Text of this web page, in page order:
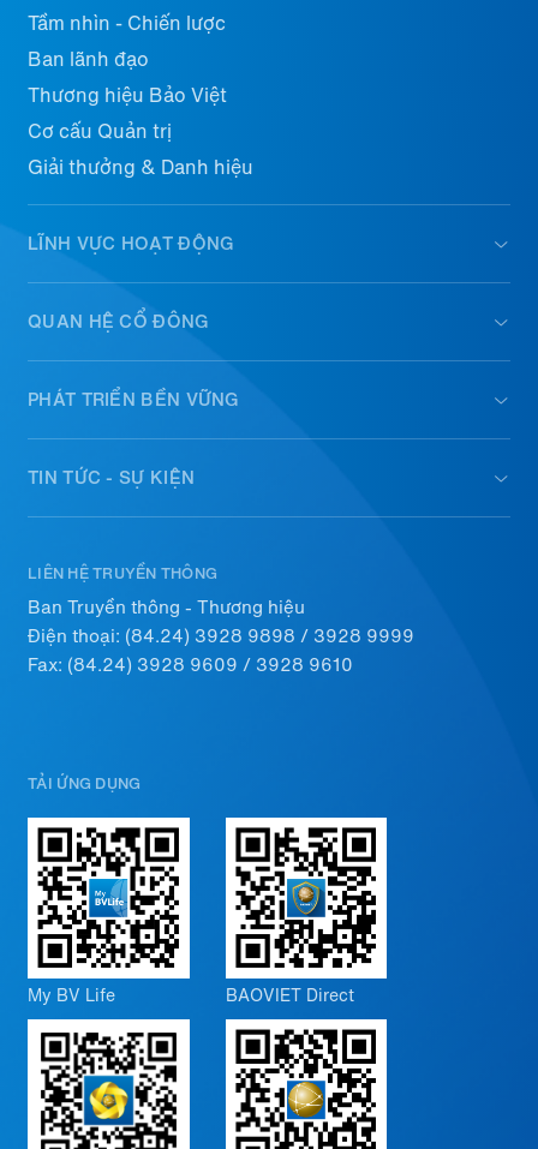
Tầm nhìn - Chiến lược
Ban lãnh đạo
Thương hiệu Bảo Việt
Cơ cấu Quản trị
Giải thưởng & Danh hiệu
LĨNH VỰC HOẠT ĐỘNG
QUAN HỆ CỔ ĐÔNG
PHÁT TRIỂN BỀN VỮNG
TIN TỨC - SỰ KIỆN
LIÊN HỆ TRUYỀN THÔNG
Ban Truyền thông - Thương hiệu
Điện thoại: (84.24) 3928 9898 / 3928 9999
Fax: (84.24) 3928 9609 / 3928 9610
TẢI ỨNG DỤNG
My BV Life BAOVIET Direct